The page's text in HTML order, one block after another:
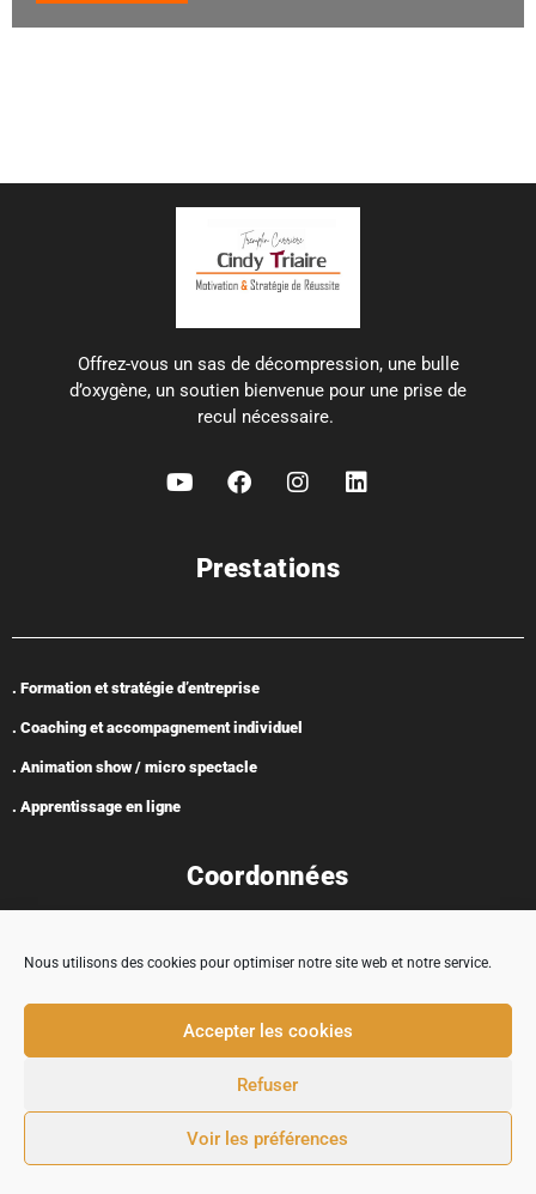
Nous utilisons des cookies pour optimiser notre site web et notre service.
Accepter les cookies
Refuser
Voir les préférences
Offrez-vous un sas de décompression, une bulle
d’oxygène, un soutien bienvenue pour une prise de
recul nécessaire.
Prestations
. Formation et stratégie d’entreprise
. Coaching et accompagnement individuel
. Animation show / micro spectacle
. Apprentissage en ligne
Coordonnées
Adresse : 5 rue Encabane, 32430 Cologne
contact@tremplincarriere.com
© 2024 TREMPLIN CARRIÈRE |MENTIONS LÉGALES|CONDITIONS GÉNÉRALES DE